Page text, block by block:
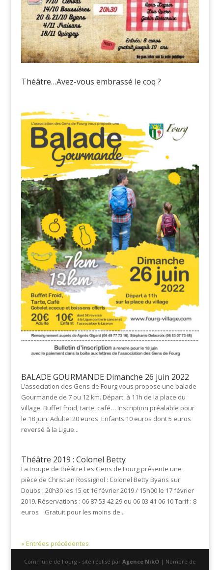
Théâtre…Avez-vous embrassé le coq ?
BALADE GOURMANDE Dimanche 26 juin 2022
L’association des Gens de Fourg vous propose une balade
Gourmande de 7 ou 12 km. Départ à 11h de la place du
village. Buffet froid, tarte, café… Inscription préalable pour
le 18 juin. Adulte 20 euros Enfants 10 euros dont 5 euros
reversé à la Ligue...
Théâtre 2019 : Colonel Betty
La troupe de théâtre Les Gens de Fourg présente une
pièce de Christian Rossignol : Colonel Betty Byans sur
Doubs : 20h30 les 15 et 16 février 2019 / 15h00 le 17 février
2019. Réservations : 06 87 53 42 29 ou 06 03 41 06 10 Tarif : 8
euros Gratuit pour les moins de...
« Entrées précédentes
Commune de Fourg - site réalisé par Agence NikO| Nombre de